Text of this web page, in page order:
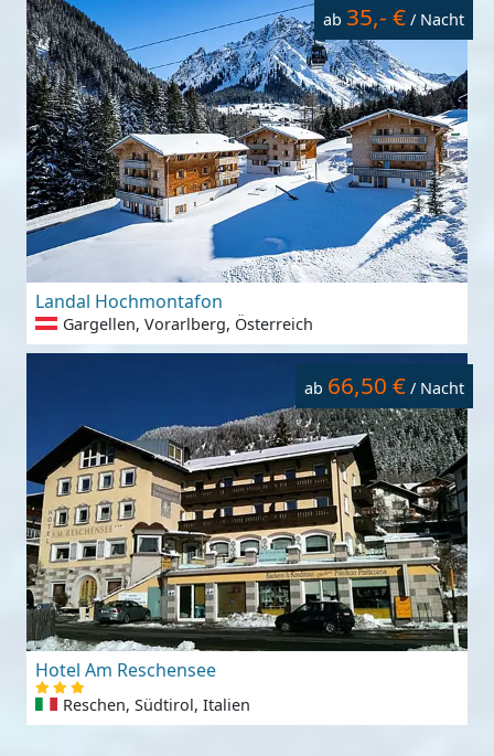
ab 35,- € / Nacht
Landal Hochmontafon
Gargellen, Vorarlberg, Österreich
ab 66,50 € / Nacht
Hotel Am Reschensee
Reschen, Südtirol, Italien